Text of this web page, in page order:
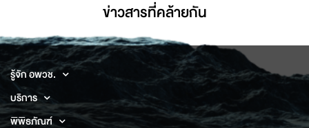
ข่าวสารที่่คล้ายกัน
รู้จัก อพวช.
บริการ
พิพิธภัณฑ์